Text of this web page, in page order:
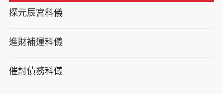
探元辰宮科儀
進財補運科儀
催討債務科儀